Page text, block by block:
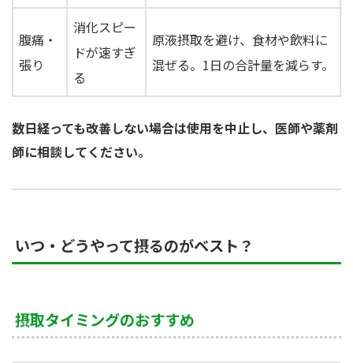
腹痛・
張り
消化スピー
ドが速すぎ
る
原液摂取を避け、食材や飲料に
混ぜる。1日の合計量を減らす。
数日経っても改善しない場合は使用を中止し、医師や薬剤
師に相談してください。
いつ・どうやって摂るのがベスト？
摂取タイミングのおすすめ